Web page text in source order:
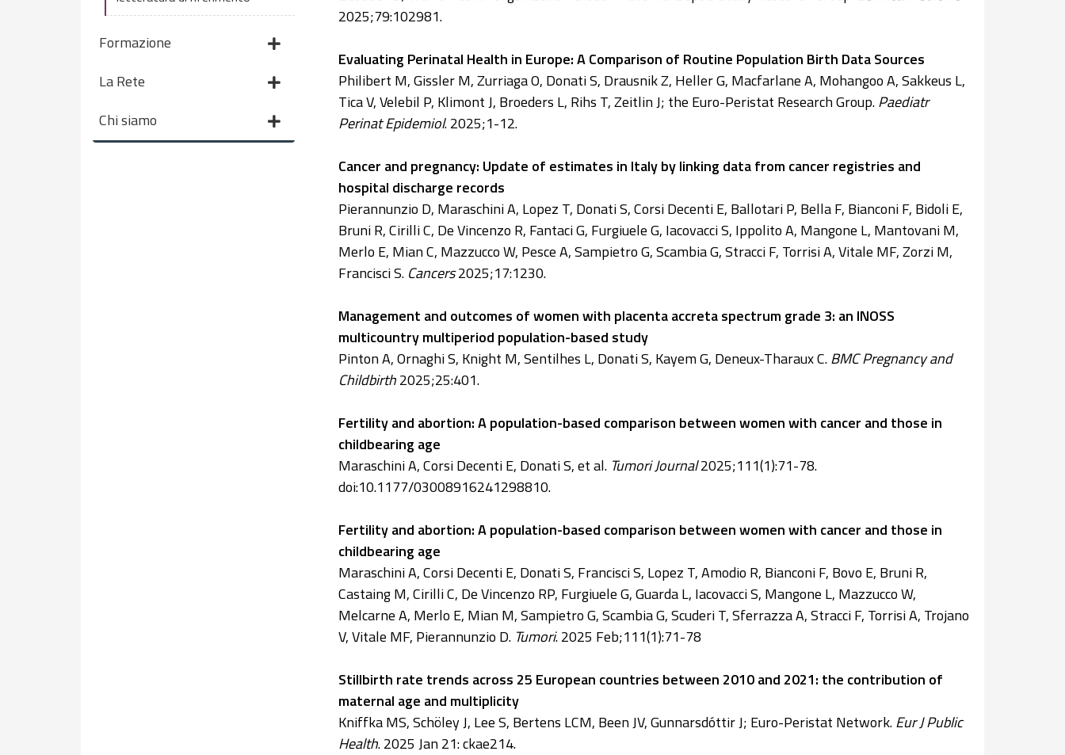
Formazione
La Rete
Chi siamo
2025;79:102981.
Evaluating Perinatal Health in Europe: A Comparison of Routine Population Birth Data Sources
Philibert M, Gissler M, Zurriaga O, Donati S, Drausnik Z, Heller G, Macfarlane A, Mohangoo A, Sakkeus L,
Tica V, Velebil P, Klimont J, Broeders L, Rihs T, Zeitlin J; the Euro-Peristat Research Group.Paediatr
Perinat Epidemiol. 2025;1-12.
Cancer and pregnancy: Update of estimates in Italy by linking data from cancer registries and
hospital discharge records
Pierannunzio D, Maraschini A, Lopez T, Donati S, Corsi Decenti E, Ballotari P, Bella F, Bianconi F, Bidoli E,
Bruni R, Cirilli C, De Vincenzo R, Fantaci G, Furgiuele G, Iacovacci S, Ippolito A, Mangone L, Mantovani M,
Merlo E, Mian C, Mazzucco W, Pesce A, Sampietro G, Scambia G, Stracci F, Torrisi A, Vitale MF, Zorzi M,
Francisci S. Cancers2025;17:1230.
Management and outcomes of women with placenta accreta spectrum grade 3: an INOSS
multicountry multiperiod population-based study
Pinton A, Ornaghi S, Knight M, Sentilhes L, Donati S, Kayem G, Deneux-Tharaux C.BMC Pregnancy and
Childbirth2025;25:401.
Fertility and abortion: A population-based comparison between women with cancer and those in
childbearing age
Maraschini A, Corsi Decenti E, Donati S, et al. Tumori Journal2025;111(1):71-78.
doi:10.1177/03008916241298810.
Fertility and abortion: A population-based comparison between women with cancer and those in
childbearing age
Maraschini A, Corsi Decenti E, Donati S, Francisci S, Lopez T, Amodio R, Bianconi F, Bovo E, Bruni R,
Castaing M, Cirilli C, De Vincenzo RP, Furgiuele G, Guarda L, Iacovacci S, Mangone L, Mazzucco W,
Melcarne A, Merlo E, Mian M, Sampietro G, Scambia G, Scuderi T, Sferrazza A, Stracci F, Torrisi A, Trojano
V, Vitale MF, Pierannunzio D. Tumori. 2025 Feb;111(1):71-78
Stillbirth rate trends across 25 European countries between 2010 and 2021: the contribution of
maternal age and multiplicity
Kniffka MS, Schöley J, Lee S, Bertens LCM, Been JV, Gunnarsdóttir J; Euro-Peristat Network.Eur J Public
Health. 2025 Jan 21: ckae214.